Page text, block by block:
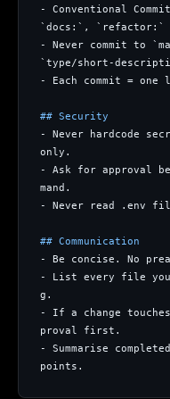
- Conventional
`docs:`, `refactor:`
- Never commit to
`type/short-
- Each commit = one
## Security
- Never hardcode
only.
- Ask for approval
mand.
- Never read .env
## Communication
- Be concise. No
- List every file
g.
- If a change
proval first.
- Summarise
points.